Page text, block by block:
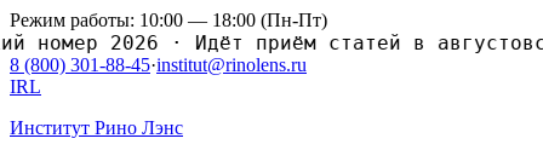
Режим работы: 10:00 — 18:00 (Пн-Пт)
2026·Идёт приём статей в
8 (800) 301-88-45·institut@rinolens.ru
IRL
Институт Рино Лэнс